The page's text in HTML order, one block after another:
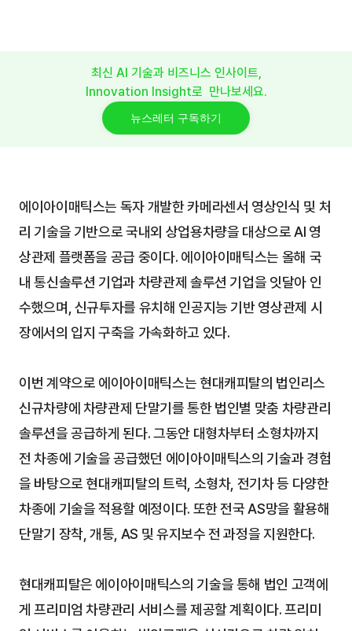
최신 AI 기술과 비즈니스 인사이트,
Innovation Insight로  만나보세요.
뉴스레터 구독하기
에이아이매틱스는 독자 개발한 카메라센서 영상인식 및 처
리 기술을 기반으로 국내외 상업용차량을 대상으로 AI 영
상관제 플랫폼을 공급 중이다. 에이아이매틱스는 올해 국
내 통신솔루션 기업과 차량관제 솔루션 기업을 잇달아 인
수했으며, 신규투자를 유치해 인공지능 기반 영상관제 시
장에서의 입지 구축을 가속화하고 있다.
이번 계약으로 에이아이매틱스는 현대캐피탈의 법인리스
신규차량에 차량관제 단말기를 통한 법인별 맞춤 차량관리
솔루션을 공급하게 된다. 그동안 대형차부터 소형차까지
전 차종에 기술을 공급했던 에이아이매틱스의 기술과 경험
을 바탕으로 현대캐피탈의 트럭, 소형차, 전기차 등 다양한
차종에 기술을 적용할 예정이다. 또한 전국 AS망을 활용해
단말기 장착, 개통, AS 및 유지보수 전 과정을 지원한다.
현대캐피탈은 에이아이매틱스의 기술을 통해 법인 고객에
게 프리미엄 차량관리 서비스를 제공할 계획이다. 프리미